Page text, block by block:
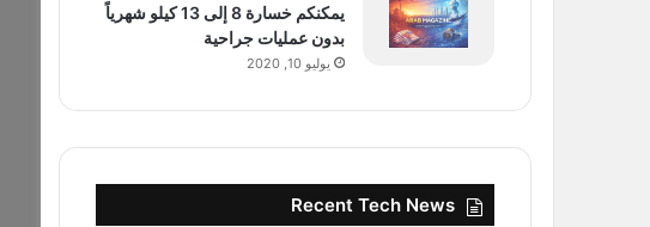
يمكنكم خسارة 8 إلى 13 كيلو شهرياً
بدون عمليات جراحية
يوليو 10, 2020
Recent Tech News